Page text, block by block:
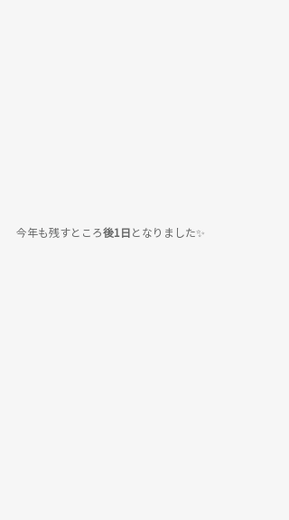
今年も残すところ後1日 となりました✨